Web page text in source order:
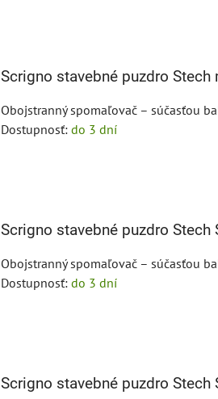
Scrigno stavebné puzdro
Obojstranný spomaľovač – súčasťou
Dostupnosť: do 3 dní
Scrigno stavebné puzdro
Obojstranný spomaľovač – súčasťou
Dostupnosť: do 3 dní
Scrigno stavebné puzdro